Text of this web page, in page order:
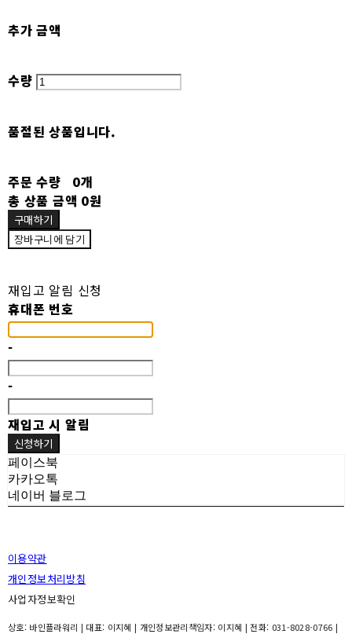
추가 금액
수량
품절된 상품입니다.
주문 수량
0개
총 상품 금액 0원
구매하기
장바구니에 담기
재입고 알림 신청
휴대폰 번호
-
-
재입고 시 알림
신청하기
페이스북
카카오톡
네이버 블로그
이용약관
개인정보처리방침
사업자정보확인
상호: 바인플라워리 | 대표: 이지혜 | 개인정보관리책임자: 이지혜 | 전화: 031-8028-0766 |